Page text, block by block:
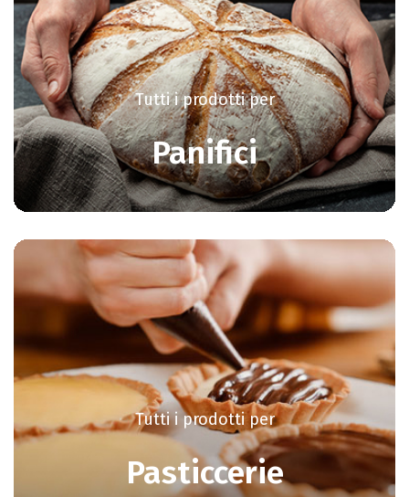
Tutti i prodotti per
Panifici
Tutti i prodotti per
Pasticcerie